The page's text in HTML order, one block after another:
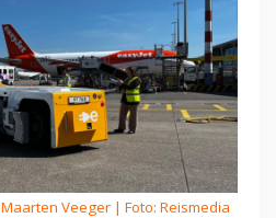
Maarten Veeger | Foto: Reismedia